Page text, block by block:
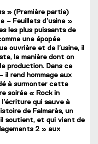
» (Première partie)
– Feuillets d’usine »
les plus puissants de
une épopée
ouvrière et de l’usine, il
la manière dont on
production. Dans ce
il rend hommage aux
à surmonter cette
soirée « Rock in
qui sauve à
de Falmarès, un
soutient, et qui vient de
2 » aux